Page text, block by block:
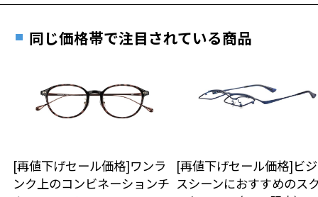
14.5g
※着脱式サングラス：デモレンズ、アタッチメント込みの重さ
タイプ
材質
す。
もっと見る
お近くのZoff実店舗にて度数を測定いただけます（無料）。
その際は記入用紙をダウンロードしてお使いください。
ダウンロード
同じ価格帯で注目されている商品
[再値下げセール価格]ワンラ
ンク上のコンビネーションチ
[再値下げセール価格]ビ
スシーンにおすすめのス